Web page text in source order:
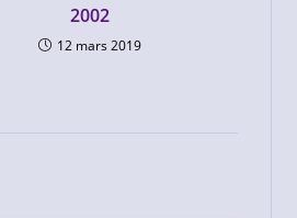
2002
12 mars 2019